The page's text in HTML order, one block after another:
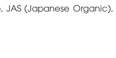
(Japanese Organic),